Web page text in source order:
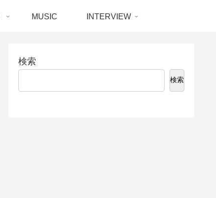
MUSIC INTERVIEW
検索
検索